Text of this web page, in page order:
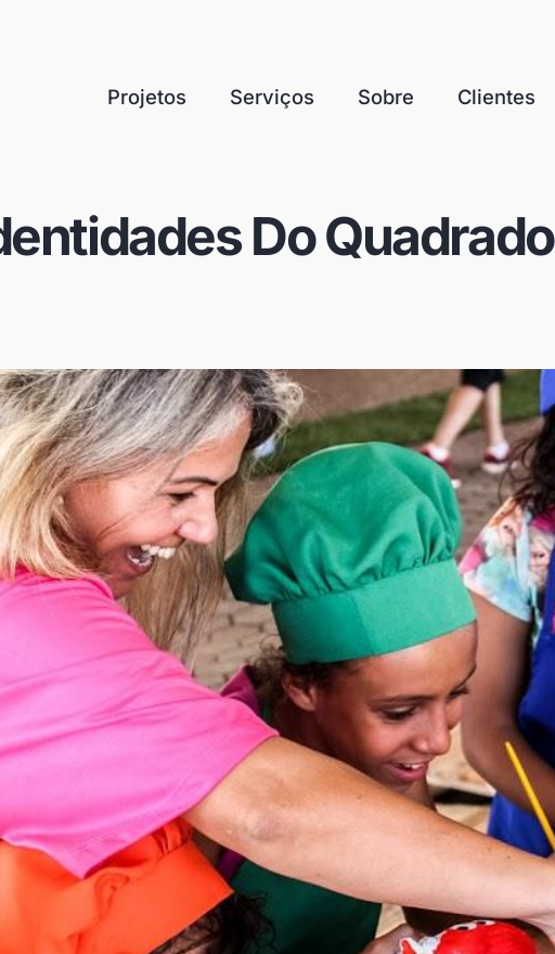
Projetos Serviços Sobre Clientes
Do Quadrado